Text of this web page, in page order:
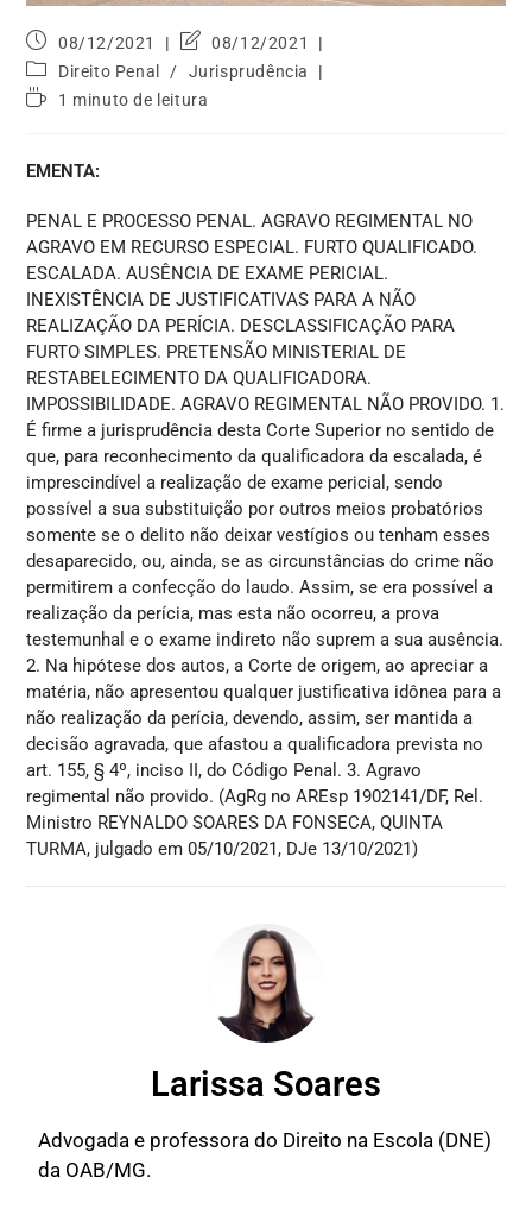
08/12/2021
08/12/2021
Direito Penal
/
Jurisprudência
1 minuto de leitura
EMENTA:
PENAL E PROCESSO PENAL. AGRAVO REGIMENTAL NO
AGRAVO EM RECURSO ESPECIAL. FURTO QUALIFICADO.
ESCALADA. AUSÊNCIA DE EXAME PERICIAL.
INEXISTÊNCIA DE JUSTIFICATIVAS PARA A NÃO
REALIZAÇÃO DA PERÍCIA. DESCLASSIFICAÇÃO PARA
FURTO SIMPLES. PRETENSÃO MINISTERIAL DE
RESTABELECIMENTO DA QUALIFICADORA.
IMPOSSIBILIDADE. AGRAVO REGIMENTAL NÃO PROVIDO. 1.
É firme a jurisprudência desta Corte Superior no sentido de
que, para reconhecimento da qualificadora da escalada, é
imprescindível a realização de exame pericial, sendo
possível a sua substituição por outros meios probatórios
somente se o delito não deixar vestígios ou tenham esses
desaparecido, ou, ainda, se as circunstâncias do crime não
permitirem a confecção do laudo. Assim, se era possível a
realização da perícia, mas esta não ocorreu, a prova
testemunhal e o exame indireto não suprem a sua ausência.
2. Na hipótese dos autos, a Corte de origem, ao apreciar a
matéria, não apresentou qualquer justificativa idônea para a
não realização da perícia, devendo, assim, ser mantida a
decisão agravada, que afastou a qualificadora prevista no
art. 155, § 4º, inciso II, do Código Penal. 3. Agravo
regimental não provido. (AgRg no AREsp 1902141/DF, Rel.
Ministro REYNALDO SOARES DA FONSECA, QUINTA
TURMA, julgado em 05/10/2021, DJe 13/10/2021)
Larissa Soares
Advogada e professora do Direito na Escola (DNE)
da OAB/MG.